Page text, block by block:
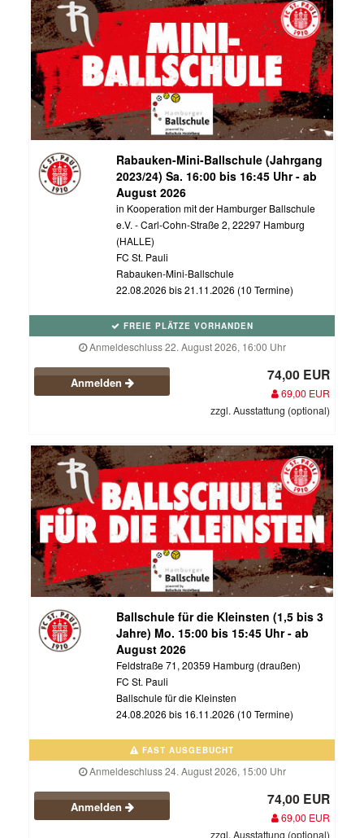
Rabauken-Mini-Ballschule (Jahrgang
2023/24) Sa. 16:00 bis 16:45 Uhr - ab
August 2026
in Kooperation mit der Hamburger Ballschule
e.V. - Carl-Cohn-Straße 2, 22297 Hamburg
(HALLE)
FC St. Pauli
Rabauken-Mini-Ballschule
22.08.2026 bis 21.11.2026 (10 Termine)
FREIE PLÄTZE VORHANDEN
Anmeldeschluss 22. August 2026, 16:00 Uhr
Anmelden 74,00 EUR
69,00 EUR
zzgl. Ausstattung (optional)
Ballschule für die Kleinsten (1,5 bis 3
Jahre) Mo. 15:00 bis 15:45 Uhr - ab
August 2026
Feldstraße 71, 20359 Hamburg (draußen)
FC St. Pauli
Ballschule für die Kleinsten
24.08.2026 bis 16.11.2026 (10 Termine)
FAST AUSGEBUCHT
Anmeldeschluss 24. August 2026, 15:00 Uhr
Anmelden 74,00 EUR
69,00 EUR
zzgl. Ausstattung (optional)